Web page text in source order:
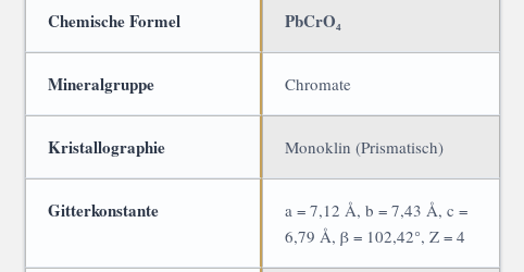
Chemische Formel PbCrO₄
Mineralgruppe Chromate
Kristallographie Monoklin (Prismatisch)
Gitterkonstante
a = 7,12 Å, b = 7,43 Å, c =
6,79 Å, β = 102,42°, Z = 4